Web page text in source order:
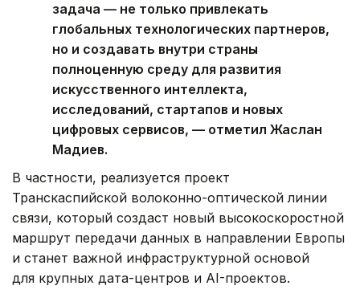
задача — не только привлекать
глобальных технологических партнеров,
но и создавать внутри страны
полноценную среду для развития
искусственного интеллекта,
исследований, стартапов и новых
цифровых сервисов, — отметил Жаслан
Мадиев.
В частности, реализуется проект
Транскаспийской волоконно-оптической линии
связи, который создаст новый высокоскоростной
маршрут передачи данных в направлении Европы
и станет важной инфраструктурной основой
для крупных дата-центров и AI-проектов.